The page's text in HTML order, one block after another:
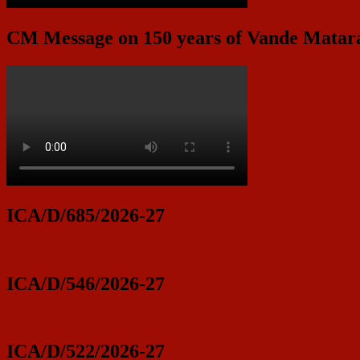
CM Message on 150 years of Vande
ICA/D/685/2026-27
ICA/D/546/2026-27
ICA/D/522/2026-27